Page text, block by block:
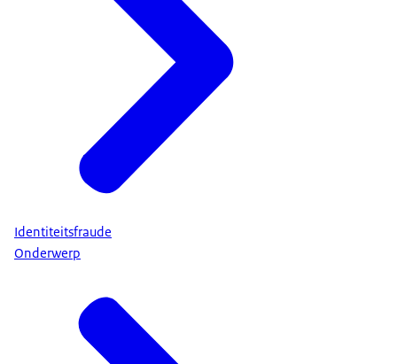
Identiteitsfraude
Onderwerp